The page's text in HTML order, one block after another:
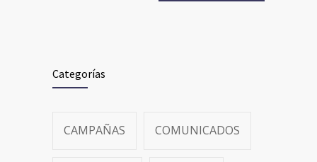
Categorías
CAMPAÑAS COMUNICADOS